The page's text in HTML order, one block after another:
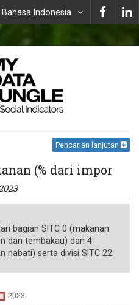
Bahasa Indonesia
Pencarian lanjutan
(% dari impor
bagian SITC 0 (makanan
dan tembakau) dan 4
nabati) serta divisi SITC 22
inti minyak).